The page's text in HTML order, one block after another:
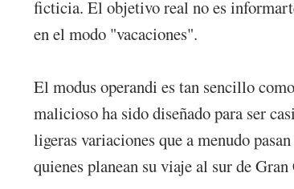
ficticia. El objetivo real no es
en el modo "vacaciones".
El modus operandi es tan sencillo
malicioso ha sido diseñado para ser
ligeras variaciones que a menudo
quienes planean su viaje al sur de